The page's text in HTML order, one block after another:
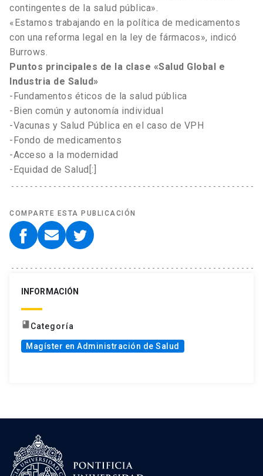
contingentes de la salud pública».
«Estamos trabajando en la política de medicamentos
con una reforma legal en la ley de fármacos», indicó
Burrows.
Puntos principales de la clase «Salud Global e
Industria de Salud»
-Fundamentos éticos de la salud pública
-Bien común y autonomía individual
-Vacunas y Salud Pública en el caso de VPH
-Fondo de medicamentos
-Acceso a la modernidad
-Equidad de Salud[:]
COMPARTE ESTA PUBLICACIÓN
INFORMACIÓN
book Categoría
Magíster en Administración de Salud